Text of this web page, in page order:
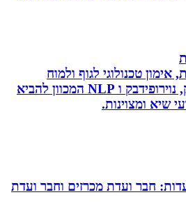
טכנולוגי לגוף ולמוח
באמצעות ביופידבק, נוירופידבק ו NLP המכוון להביא
ומצוינות.
חבר ועדת מכרזים וחבר ועדת